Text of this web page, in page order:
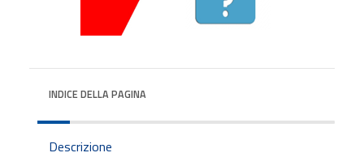
INDICE DELLA PAGINA
Descrizione